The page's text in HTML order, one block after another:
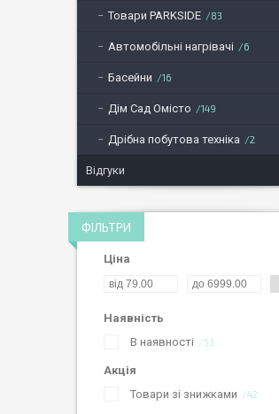
Товари PARKSIDE 83
Автомобільні нагрівачі 6
Басейни 16
Дім Сад Омісто 149
Дрібна побутова техніка 2
Відгуки
ФІЛЬТРИ
Ціна
Наявність
В наявності
53
Акція
Товари зі знижками
42